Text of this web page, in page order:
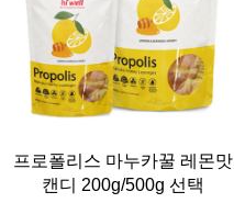
프로폴리스 마누카꿀 레몬맛
캔디 200g/500g 선택